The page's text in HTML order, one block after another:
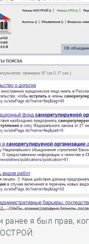
ранее я был прав,